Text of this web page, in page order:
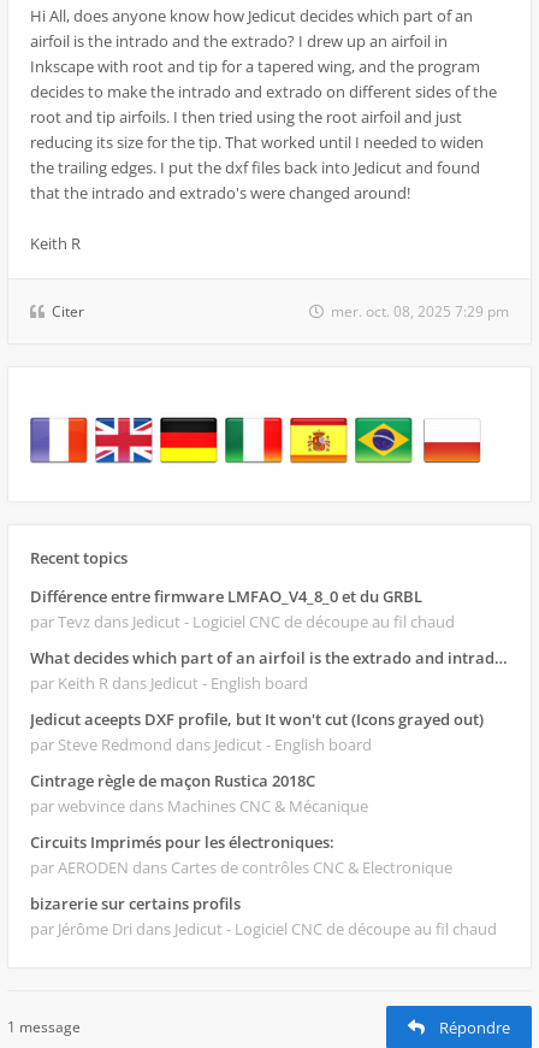
Hi All, does anyone know how Jedicut decides which part of an
airfoil is the intrado and the extrado? I drew up an airfoil in
Inkscape with root and tip for a tapered wing, and the program
decides to make the intrado and extrado on different sides of the
root and tip airfoils. I then tried using the root airfoil and just
reducing its size for the tip. That worked until I needed to widen
the trailing edges. I put the dxf files back into Jedicut and found
that the intrado and extrado's were changed around!
Keith R
Citer mer. oct. 08, 2025 7:29 pm
Recent topics
Différence entre firmware LMFAO_V4_8_0 et du GRBL
par Tevz dans Jedicut - Logiciel CNC de découpe au fil chaud
What decides which part of an airfoil is the extrado and intrado?
par Keith R dans Jedicut - English board
Jedicut aceepts DXF profile, but It won't cut (Icons grayed out)
par Steve Redmond dans Jedicut - English board
Cintrage règle de maçon Rustica 2018C
par webvince dans Machines CNC & Mécanique
Circuits Imprimés pour les électroniques:
par AERODEN dans Cartes de contrôles CNC & Electronique
bizarerie sur certains profils
par Jérôme Dri dans Jedicut - Logiciel CNC de découpe au fil chaud
1 message Répondre